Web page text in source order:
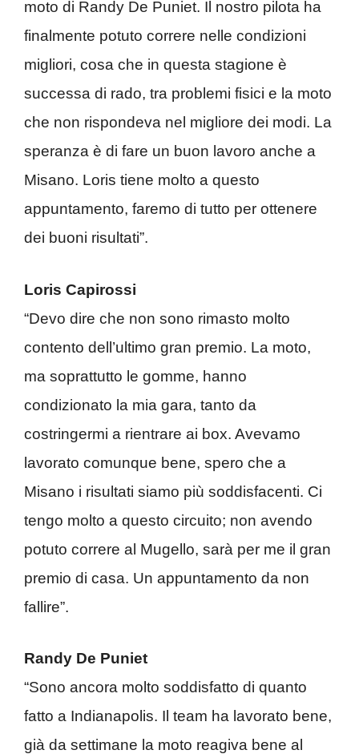
moto di Randy De Puniet. Il nostro pilota ha
finalmente potuto correre nelle condizioni
migliori, cosa che in questa stagione è
successa di rado, tra problemi fisici e la moto
che non rispondeva nel migliore dei modi. La
speranza è di fare un buon lavoro anche a
Misano. Loris tiene molto a questo
appuntamento, faremo di tutto per ottenere
dei buoni risultati”.
Loris Capirossi
“Devo dire che non sono rimasto molto
contento dell’ultimo gran premio. La moto,
ma soprattutto le gomme, hanno
condizionato la mia gara, tanto da
costringermi a rientrare ai box. Avevamo
lavorato comunque bene, spero che a
Misano i risultati siamo più soddisfacenti. Ci
tengo molto a questo circuito; non avendo
potuto correre al Mugello, sarà per me il gran
premio di casa. Un appuntamento da non
fallire”.
Randy De Puniet
“Sono ancora molto soddisfatto di quanto
fatto a Indianapolis. Il team ha lavorato bene,
già da settimane la moto reagiva bene al